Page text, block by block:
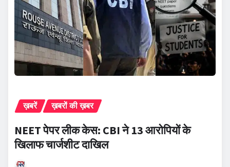
ख़बरें ख़बरों की ख़बर
NEET पेपर लीक केस: CBI ने 13 आरोपियों के
खिलाफ चार्जशीट दाखिल